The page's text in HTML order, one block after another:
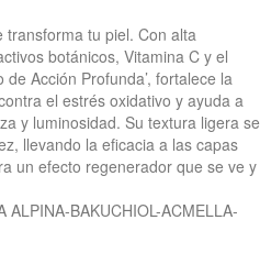
transforma tu piel. Con alta
botánicos, Vitamina C y el
de Acción Profunda’, fortalece la
el estrés oxidativo y ayuda a
y luminosidad. Su textura ligera se
llevando la eficacia a las capas
un efecto regenerador que se ve y
ALPINA-BAKUCHIOL-ACMELLA-